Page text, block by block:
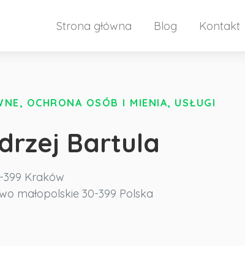
Strona główna Blog Kontakt
OCHRONA OSÓB I MIENIA, USŁUGI
Bartula
Kraków
małopolskie 30-399 Polska